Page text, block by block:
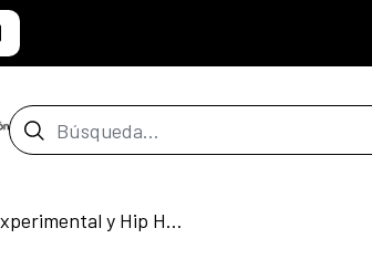
Barra de búsqueda
Sinestesia [Danza Experimental y Hip Hop]